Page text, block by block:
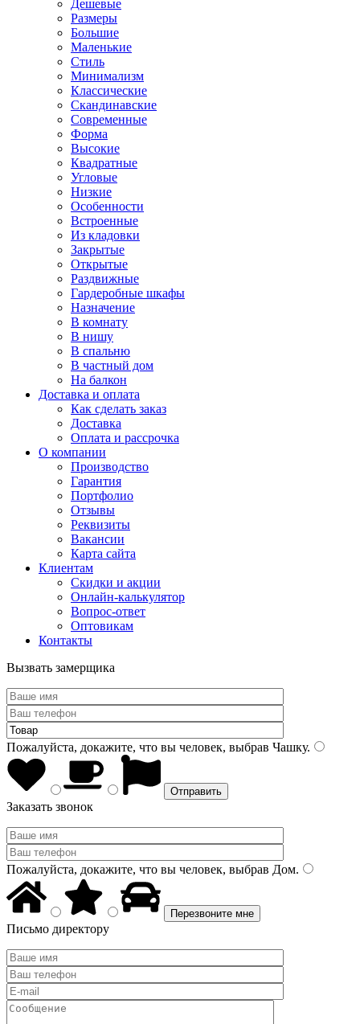
Дешевые
Размеры
Большие
Маленькие
Стиль
Минимализм
Классические
Скандинавские
Современные
Форма
Высокие
Квадратные
Угловые
Низкие
Особенности
Встроенные
Из кладовки
Закрытые
Открытые
Раздвижные
Гардеробные шкафы
Назначение
В комнату
В нишу
В спальню
В частный дом
На балкон
Доставка и оплата
Как сделать заказ
Доставка
Оплата и рассрочка
О компании
Производство
Гарантия
Портфолио
Отзывы
Реквизиты
Вакансии
Карта сайта
Клиентам
Скидки и акции
Онлайн-калькулятор
Вопрос-ответ
Оптовикам
Контакты
Вызвать замерщика
Пожалуйста, докажите, что вы человек, выбрав Чашку.
Заказать звонок
Пожалуйста, докажите, что вы человек, выбрав Дом.
Письмо директору